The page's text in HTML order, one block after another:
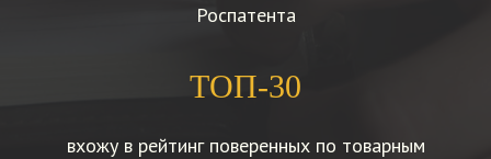
Роспатента
ТОП-30
вхожу в рейтинг поверенных по товарным